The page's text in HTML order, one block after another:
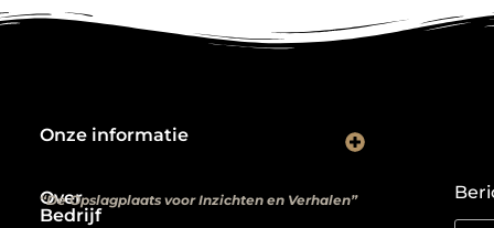
Over
Bedrijf
“De Opslagplaats voor Inzichten en Verhalen”
Onze informatie